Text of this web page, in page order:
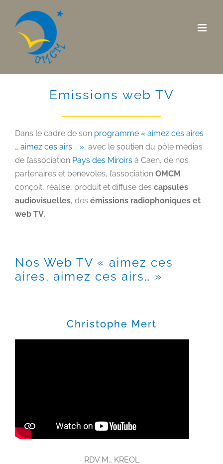
content
Emissions web TV
Dans le cadre de son programme « aimez ces aires
… aimez ces airs … », avec le soutien du pôle médias
de l’association Pays des Miroirs à Caen, de nos
partenaires et bénévoles, l’association OMCM
conçoit, réalise, produit et diffuse des capsules
audiovisuelles, des émissions radiophoniques et
web TV.
Nos Web TV « aimez ces
aires, aimez ces airs… »
Christophe Mert
RDV M… KREOL